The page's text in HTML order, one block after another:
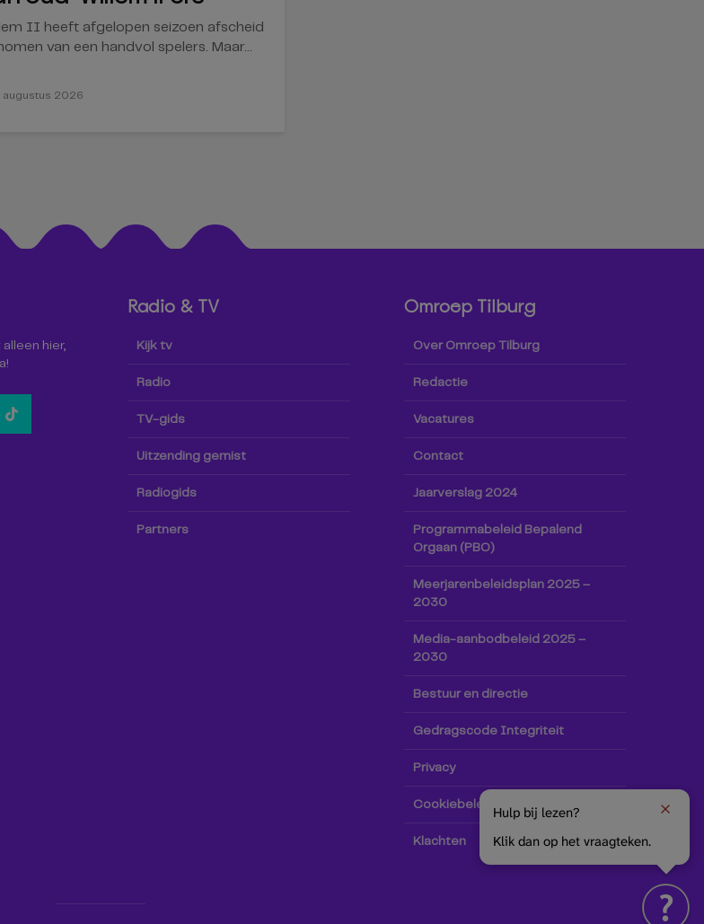
II heeft afgelopen seizoen afscheid
van een handvol spelers. Maar...
augustus 2026
hier,
Radio & TV
Kijk tv
Radio
TV-gids
Uitzending gemist
Radiogids
Partners
Omroep Tilburg
Over Omroep Tilburg
Redactie
Vacatures
Contact
Jaarverslag 2024
Programmabeleid Bepalend
Orgaan (PBO)
Meerjarenbeleidsplan 2025 –
2030
Media-aanbodbeleid 2025 –
2030
Bestuur en directie
Gedragscode Integriteit
Privacy
Cookiebeleid
Klachten
Hulp bij lezen?
Klik dan op het vraagteken.